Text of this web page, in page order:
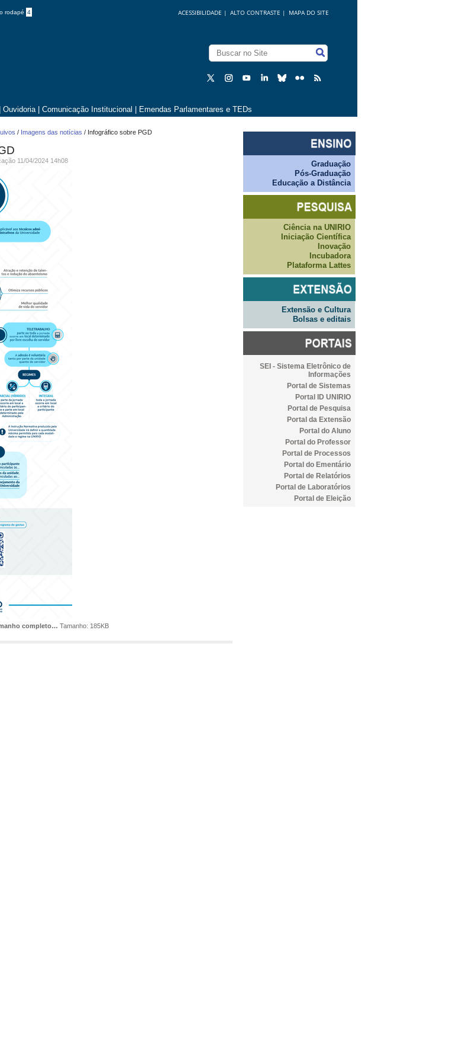
rodapé 4 MAPA DO SITE
ALTO CONTRASTE |
ACESSIBILIDADE |
Ouvidoria Comunicação Institucional Emendas Parlamentares e TEDs
/ Imagens das notícias / Infográfico sobre PGD
11/04/2024 14h08
completo… Tamanho: 185KB
Graduação
Pós-Graduação
Educação a Distância
Ciência na UNIRIO
Iniciação Científica
Inovação
Incubadora
Plataforma Lattes
Extensão e Cultura
Bolsas e editais
SEI - Sistema Eletrônico de
Informações
Portal de Sistemas
Portal ID UNIRIO
Portal de Pesquisa
Portal da Extensão
Portal do Aluno
Portal do Professor
Portal de Processos
Portal do Ementário
Portal de Relatórios
Portal de Laboratórios
Portal de Eleição